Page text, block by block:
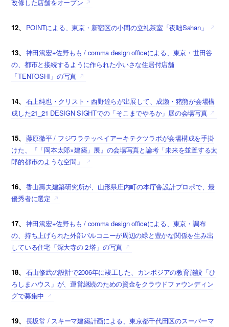
改修した店舗をオープン
12、 POINTによる、東京・新宿区の小間の立礼茶室「夜咄Sahan」
13、 神田篤宏+佐野もも / comma design officeによる、東京・世田谷
の、都市と接続するように作られた小いさな住居付店舗
「TENTOSHI」の写真
14、 石上純也・クリスト・西野達らが出展して、成瀬・猪熊が会場構
成した21_21 DESIGN SIGHTでの「そこまでやるか」展の会場写真
15、 藤原徹平 / フジワラテッペイアーキテクツラボが会場構成を手掛
けた、『「岡本太郎×建築」展』の会場写真と論考「未来を並置する太
郎的都市のような空間」
16、 香山壽夫建築研究所が、山形県庄内町の本庁舎設計プロポで、最
優秀者に選定
17、 神田篤宏+佐野もも / comma design officeによる、東京・調布
の、持ち上げられた外部バルコニーが周辺の緑と豊かな関係を生み出
している住宅「深大寺の２塔」の写真
18、 石山修武の設計で2006年に竣工した、カンボジアの教育施設「ひ
ろしまハウス」が、運営継続のための資金をクラウドファウンディン
グで募集中
19、 長坂常 / スキーマ建築計画による、東京都千代田区のスーパーマ